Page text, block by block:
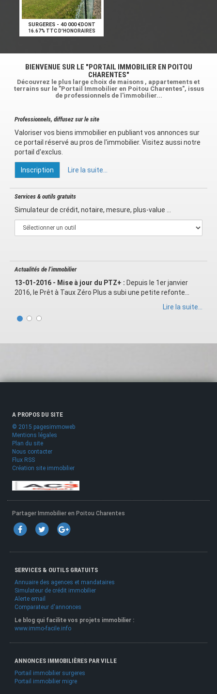
SURGERES - 40 000 €DONT
16.67% TTC D'HONORAIRES
BIENVENUE SUR LE "PORTAIL IMMOBILIER EN POITOU
CHARENTES"
Découvrez le plus large choix de maisons , appartements et
terrains sur le ”Portail Immobilier en Poitou Charentes", issus
de professionnels de l'immobilier...
Professionnels, diffusez sur le site
Valoriser vos biens immobilier en publiant vos annonces sur
ce portail réservé au pros de l'immobilier. Visitez aussi notre
portail d'exclus.
Inscription Lire la suite...
Services & outils gratuits
Simulateur de crédit, notaire, mesure, plus-value ...
Actualités de l’immobilier
13-01-2016 - Mise à jour du PTZ+ : Depuis le 1er janvier
2016, le Prêt à Taux Zéro Plus a subi une petite refonte...
Lire la suite...
A PROPOS DU SITE
© 2015 pagesimmoweb
Mentions légales
Plan du site
Nous contacter
Flux RSS
Création site immobilier
Partager Immobilier en Poitou Charentes
SERVICES & OUTILS GRATUITS
Annuaire des agences et mandataires
Simulateur de crédit immobilier
Alerte email
Comparateur d'annonces
Le blog qui facilite vos projets immobilier :
www.immo-facile.info
ANNONCES IMMOBILIÈRES PAR VILLE
Portail immobilier surgeres
Portail immobilier migre